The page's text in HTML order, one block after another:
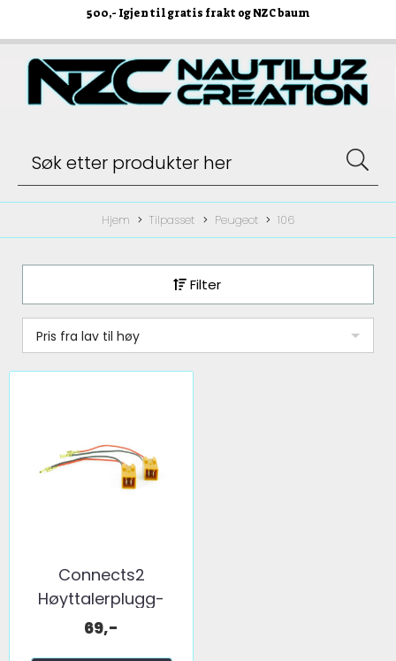
500,- Igjen til gratis frakt og NZC baum
Hjem Tilpasset Peugeot 106
Filter
Pris fra lav til høy
Connects2
Høyttalerplugg-
adaptere ...
69,-